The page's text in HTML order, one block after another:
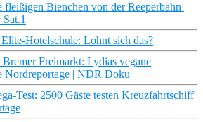
Bienchen von der Reeperbahn |
Hotelschule: Lohnt sich das?
Bremer Freimarkt: Lydias vegane
Nordreportage | NDR Doku
Test: 2500 Gäste testen Kreuzfahrtschiff